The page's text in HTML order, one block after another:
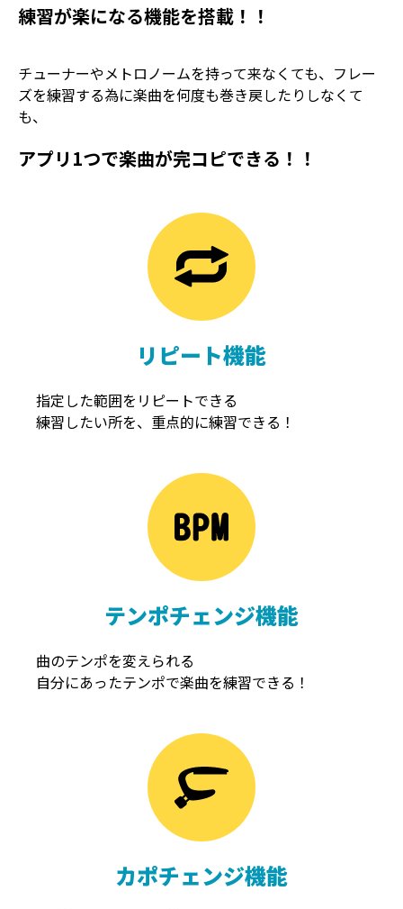
練習が楽になる機能を搭載！！
チューナーやメトロノームを持って来なくても、フレー
ズを練習する為に楽曲を何度も巻き戻したりしなくて
も、
アプリ1つで楽曲が完コピできる！！
リピート機能
指定した範囲をリピートできる
練習したい所を、重点的に練習できる！
テンポチェンジ機能
曲のテンポを変えられる
自分にあったテンポで楽曲を練習できる！
カポチェンジ機能